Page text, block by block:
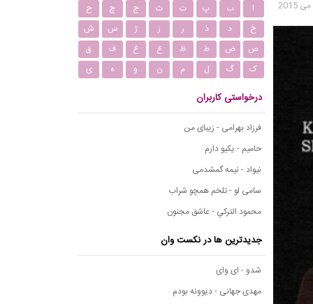
ا ب پ ت ث ج چ
ح
خ
د ذ ر ز ژ س
ش
ص
ض ط ظ ع غ ف
ق
ک
گ ل م ن و ه ی
درخواستی کاربران
فرزاد بهرامی - زیبای من
حامیم - یکیو دارم
نیواد - نیمه گمشدمی
سامی لو - تلخم همچو شراب
محمود التركي - عاشق مجنون
جدیدترین ها در نکست وان
شدو - ای وای
مهدی جهانی - دیوونه بودم